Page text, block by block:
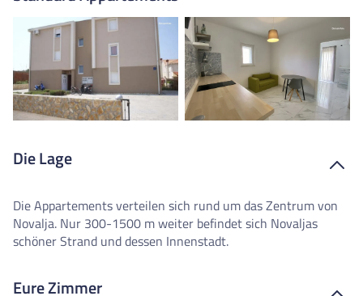
Die Lage
Die Appartements verteilen sich rund um das Zentrum von
Novalja. Nur 300-1500 m weiter befindet sich Novaljas
schöner Strand und dessen Innenstadt.
Eure Zimmer